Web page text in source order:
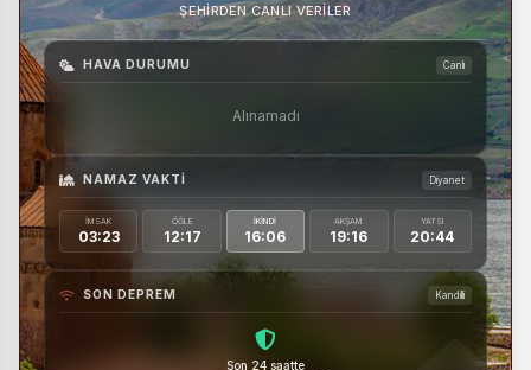
ŞEHIRDEN CANLI VERILER
HAVA DURUMU Canlı
Alınamadı
NAMAZ VAKTI Diyanet
İMSAK
03:23
ÖĞLE
12:17
İKINDI
16:06
AKŞAM
19:16
YATSI
20:44
SON DEPREM Kandilli
Son 24 saatte